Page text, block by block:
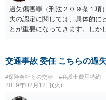
過失傷害罪（刑法２０９条１項
失の認定に関しては、具体的に
とが重要になってきます。しか
という場合を除いては、過失傷
同罪は親告罪ですので、被害者
交通事故 委任 こちらの過
#保険会社との交渉 #弁護士費用特約
2019年02月12日(火)